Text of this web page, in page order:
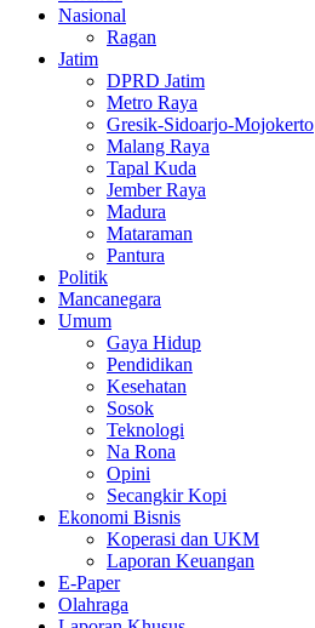
Nasional
Ragan
Jatim
DPRD Jatim
Metro Raya
Gresik-Sidoarjo-Mojokerto
Malang Raya
Tapal Kuda
Jember Raya
Madura
Mataraman
Pantura
Politik
Mancanegara
Umum
Gaya Hidup
Pendidikan
Kesehatan
Sosok
Teknologi
Na Rona
Opini
Secangkir Kopi
Ekonomi Bisnis
Koperasi dan UKM
Laporan Keuangan
E-Paper
Olahraga